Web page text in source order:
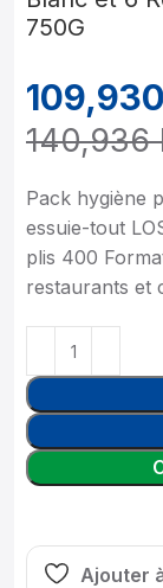
750G
109,930
140,936
Pack hygiène
essuie-tout
plis 400
restaurants et
Ajouter